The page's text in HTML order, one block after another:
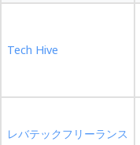
Tech Hive
レバテックフリーランス